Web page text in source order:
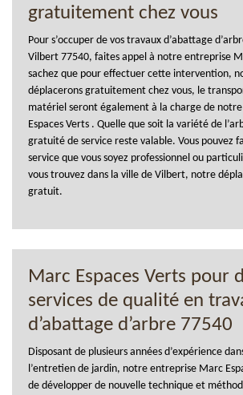
gratuitement chez vous
Pour s’occuper de vos travaux d’abattage
Vilbert 77540, faites appel à notre entreprise
sachez que pour effectuer cette intervention,
déplacerons gratuitement chez vous, le
matériel seront également à la charge de
Espaces Verts . Quelle que soit la variété de
gratuité de service reste valable. Vous pouvez
service que vous soyez professionnel ou
vous trouvez dans la ville de Vilbert, notre
gratuit.
Marc Espaces Verts pour
services de qualité en
d’abattage d’arbre 77540
Disposant de plusieurs années d’expérience
l’entretien de jardin, notre entreprise Marc
de développer de nouvelle technique et